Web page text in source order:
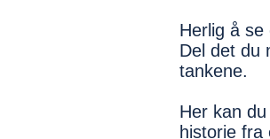
Herlig å se
Del det du
tankene.
Her kan
historie fra